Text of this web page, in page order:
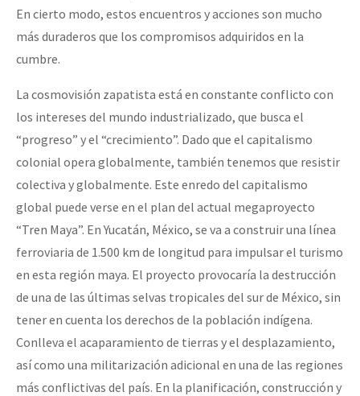
En cierto modo, estos encuentros y acciones son mucho
más duraderos que los compromisos adquiridos en la
cumbre.
La cosmovisión zapatista está en constante conflicto con
los intereses del mundo industrializado, que busca el
“progreso” y el “crecimiento”. Dado que el capitalismo
colonial opera globalmente, también tenemos que resistir
colectiva y globalmente. Este enredo del capitalismo
global puede verse en el plan del actual megaproyecto
“Tren Maya”. En Yucatán, México, se va a construir una línea
ferroviaria de 1.500 km de longitud para impulsar el turismo
en esta región maya. El proyecto provocaría la destrucción
de una de las últimas selvas tropicales del sur de México, sin
tener en cuenta los derechos de la población indígena.
Conlleva el acaparamiento de tierras y el desplazamiento,
así como una militarización adicional en una de las regiones
más conflictivas del país. En la planificación, construcción y